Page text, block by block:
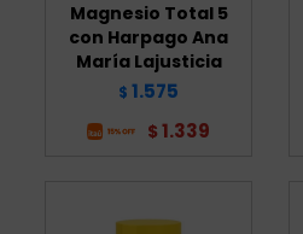
Magnesio Total 5
con Harpago Ana
María Lajusticia
$ 1.575
$ 1.339